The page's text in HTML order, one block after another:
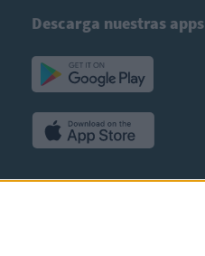
Descarga nuestras apps